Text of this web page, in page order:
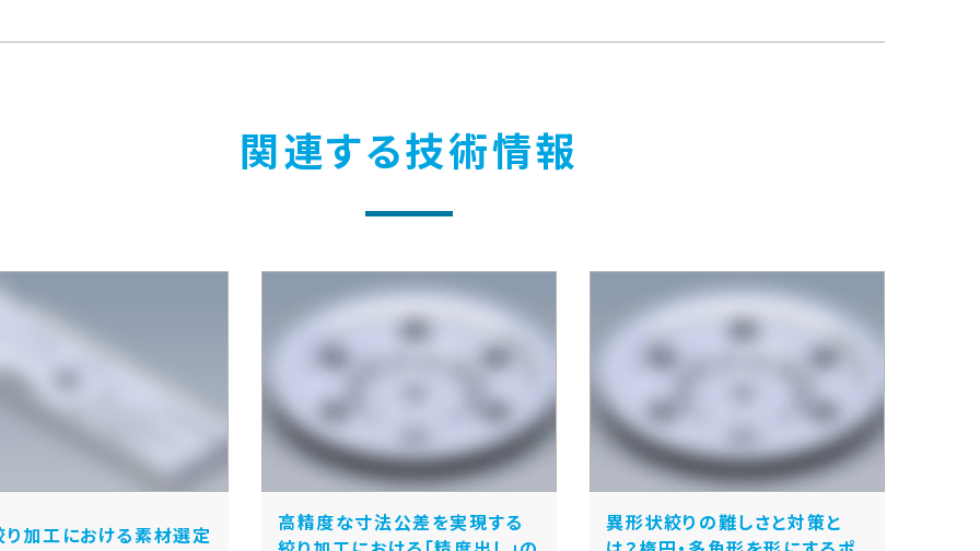
関連する技術情報
加工における素材選定
高精度な寸法公差を実現する
異形状絞りの難しさと対策と